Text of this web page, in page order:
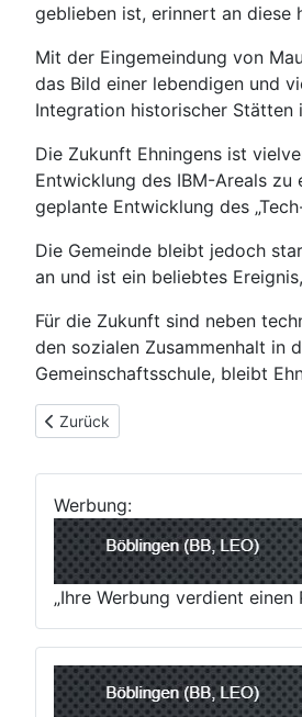
geblieben ist, erinnert an diese
Mit der Eingemeindung von
das Bild einer lebendigen und
Integration historischer
Die Zukunft Ehningens ist
Entwicklung des IBM-Areals zu
geplante Entwicklung des
Die Gemeinde bleibt jedoch
an und ist ein beliebtes
Für die Zukunft sind neben
den sozialen Zusammenhalt in
Gemeinschaftsschule, bleibt
Vorheriger Beitrag: Gärtringen –
Zurück
Werbung:
„Ihre Werbung verdient einen